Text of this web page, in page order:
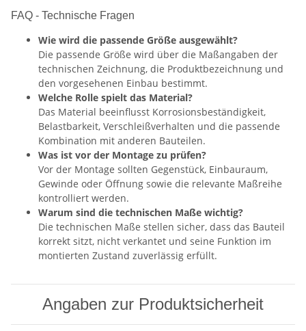
FAQ - Technische Fragen
Wie wird die passende Größe ausgewählt?
Die passende Größe wird über die Maßangaben der
technischen Zeichnung, die Produktbezeichnung und
den vorgesehenen Einbau bestimmt.
Welche Rolle spielt das Material?
Das Material beeinflusst Korrosionsbeständigkeit,
Belastbarkeit, Verschleißverhalten und die passende
Kombination mit anderen Bauteilen.
Was ist vor der Montage zu prüfen?
Vor der Montage sollten Gegenstück, Einbauraum,
Gewinde oder Öffnung sowie die relevante Maßreihe
kontrolliert werden.
Warum sind die technischen Maße wichtig?
Die technischen Maße stellen sicher, dass das Bauteil
korrekt sitzt, nicht verkantet und seine Funktion im
montierten Zustand zuverlässig erfüllt.
Angaben zur Produktsicherheit